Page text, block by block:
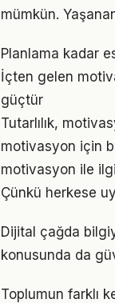
mümkün.
Planlama kadar
İçten gelen
güçtür
Tutarlılık,
motivasyon için
motivasyon ile
Çünkü herkese
Dijital çağda
konusunda da
Toplumun farklı